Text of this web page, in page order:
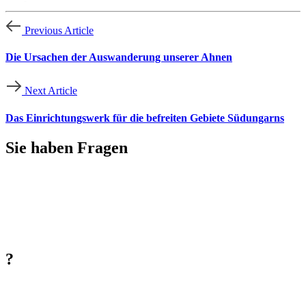
Previous Article
Die Ursachen der Auswanderung unserer Ahnen
Next Article
Das Einrichtungswerk für die befreiten Gebiete Südungarns
Sie haben Fragen
?